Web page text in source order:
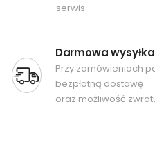
serwis.
Darmowa
Przy zamówieniach
bezpłatną dostawę
oraz możliwość